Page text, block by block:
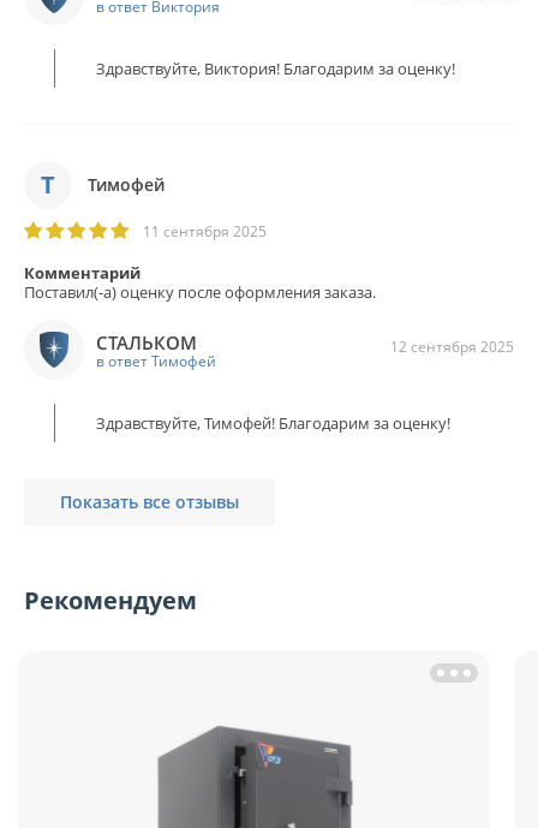
в ответ Виктория
Здравствуйте, Виктория! Благодарим за оценку!
Т Тимофей
11 сентября 2025
Комментарий
Поставил(-а) оценку после оформления заказа.
12 сентября 2025
СТАЛЬКОМ
в ответ Тимофей
Здравствуйте, Тимофей! Благодарим за оценку!
Показать все отзывы
Рекомендуем